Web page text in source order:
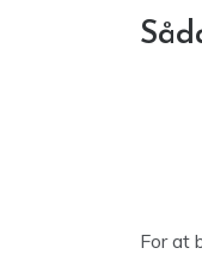
For at